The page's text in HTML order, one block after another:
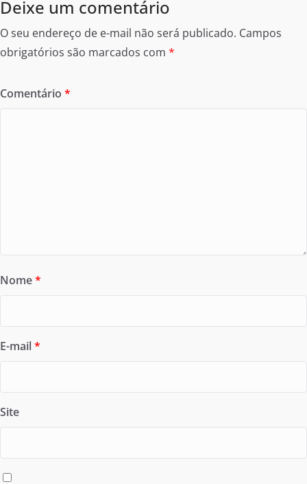
Deixe um comentário
O seu endereço de e-mail não será publicado. Campos
obrigatórios são marcados com *
Comentário *
Nome*
E-mail*
Site